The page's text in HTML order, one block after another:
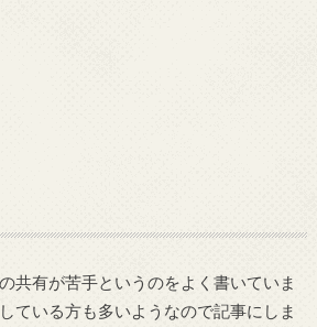
共有が苦手というのをよく書いていま
ている方も多いようなので記事にしま